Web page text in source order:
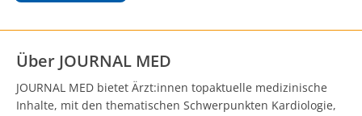
Über JOURNAL MED
JOURNAL MED bietet Ärzt:innen topaktuelle medizinische
Inhalte, mit den thematischen Schwerpunkten Kardiologie,